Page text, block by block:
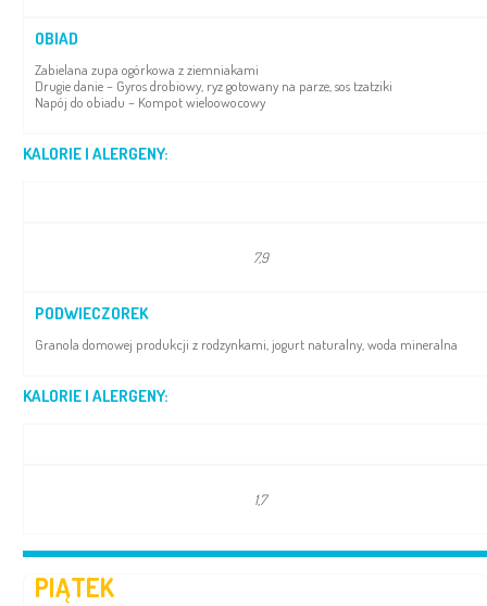
OBIAD
Zabielana zupa ogórkowa z ziemniakami
Drugie danie – Gyros drobiowy, ryz gotowany na parze, sos tzatziki
Napój do obiadu – Kompot wieloowocowy
KALORIE I ALERGENY:
7,9
PODWIECZOREK
Granola domowej produkcji z rodzynkami, jogurt naturalny, woda mineralna
KALORIE I ALERGENY:
1,7
PIĄTEK